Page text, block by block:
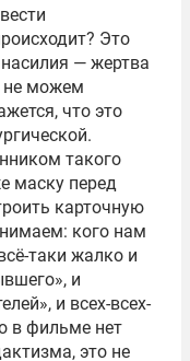
Это
— жертва
не можем
что это
такого
маску перед
карточную
кого нам
таки жалко и
и
и всех-всех-
в фильме нет
это не